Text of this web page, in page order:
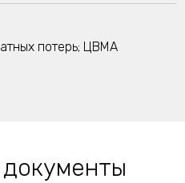
потерь; ЦВМА